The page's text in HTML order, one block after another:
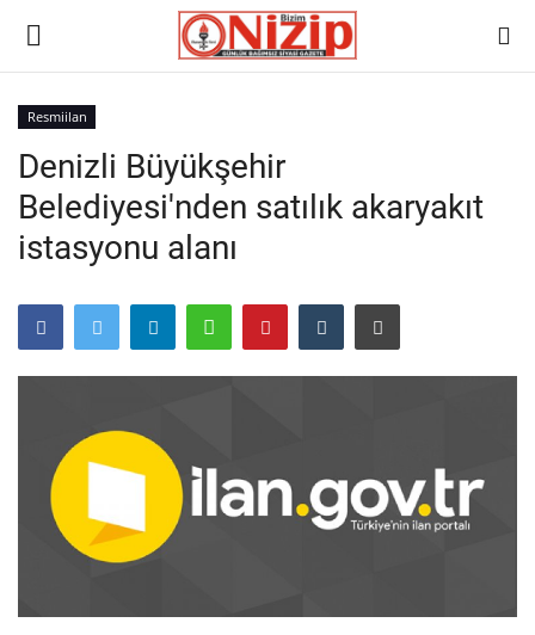
Ana
GÜNDEM
Asayiş
Siyaset
Ekonomi
Resmiilan
Denizli Büyükşehir
Belediyesi'nden satılık akaryakıt
istasyonu alanı